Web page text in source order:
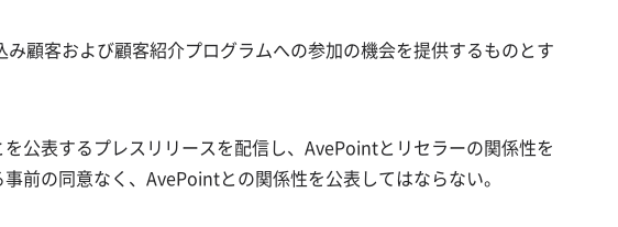
顧客および顧客紹介プログラムへの参加の機会を提供するものとす
公表するプレスリリースを配信し、AvePointとリセラーの関係性を
前の同意なく、AvePointとの関係性を公表してはならない。